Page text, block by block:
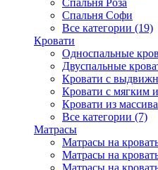
Спальня Роза
Спальня Софи
Все категории (19)
Кровати
Односпальные
Двуспальные
Кровати с
Кровати с мягким
Кровати из массива
Все категории (7)
Матрасы
Матрасы на
Матрасы на
Матрасы на